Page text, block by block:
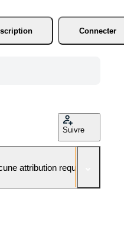
Connecter
Suivre
attribution requise